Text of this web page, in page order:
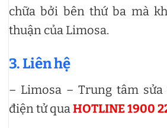
chữa bởi bên thứ ba mà
thuận của Limosa.
3. Liên hệ
– Limosa – Trung tâm
điện tử quaHOTLINE 1900